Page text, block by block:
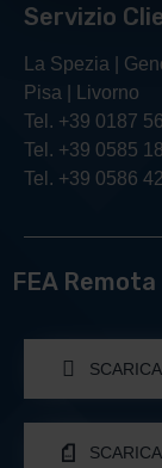
Servizio
La Spezia |
Pisa | Livorno
Tel. +39 0187
Tel. +39 0585
Tel. +39 0586
FEA Remota